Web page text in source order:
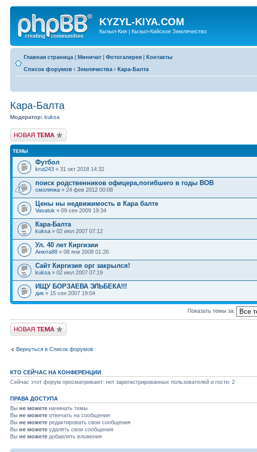
KYZYL-KIYA.COM
Кызыл-Кия | Кызыл-Кийское Землячество
Главная страница | Миничат | Фотогалерея | Контакты
Список форумов ‹ Землячества ‹ Кара-Балта
Кара-Балта
Модератор: kuksa
Новая тема
ТЕМЫ
Футбол
krut243 » 31 окт 2018 14:32
поиск родственников офицера,погибшего в годы ВОВ
смолянка » 24 фев 2012 00:08
Цены ны недвижимость в Кара балте
Vasatuk » 09 сен 2009 19:34
Кара-Балта
kuksa » 02 июл 2007 07:12
Ул. 40 лет Киргизии
Анюта88 » 08 янв 2008 01:26
Сайт Киргизия орг закрылся!
kuksa » 02 июл 2007 07:19
ИЩУ БОРЗАЕВА ЭЛЬБЕКА!!!
дик » 15 сен 2007 19:04
Показать темы за:
Новая тема
Вернуться в Список форумов
КТО СЕЙЧАС НА КОНФЕРЕНЦИИ
Сейчас этот форум просматривают: нет зарегистрированных пользователей и гости: 2
ПРАВА ДОСТУПА
Вы не можете начинать темы
Вы не можете отвечать на сообщения
Вы не можете редактировать свои сообщения
Вы не можете удалять свои сообщения
Вы не можете добавлять вложения